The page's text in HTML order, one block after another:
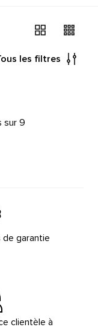
les filtres
sur 9
de garantie
clientèle à